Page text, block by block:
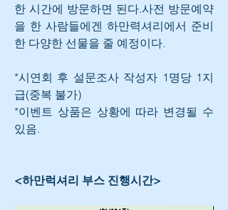
한 시간에 방문하면 된다.사전 방문예약
을 한 사람들에겐 하만력셔리에서 준비
한 다양한 선물을 줄 예정이다.
*시연회 후 설문조사 작성자 1명당 1지
급(중복 불가)
*이벤트 상품은 상황에 따라 변경될 수
있음.
<하만럭셔리 부스 진행시간>